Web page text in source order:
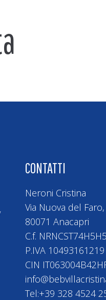
dall'alto
CONTATTI
Neroni Cristina
Via Nuova del
80071 Anacapri
C.f.
P.IVA 10493161219
CIN
Tel:+39 328 4524